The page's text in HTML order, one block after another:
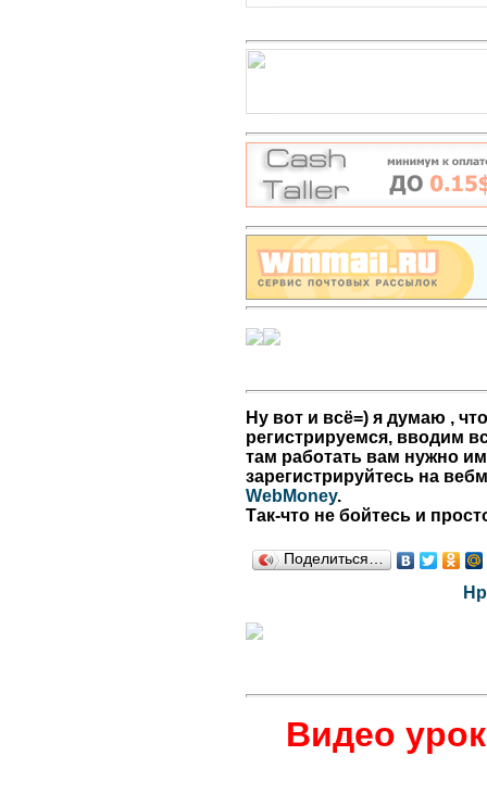
Ну вот и всё=) я думаю ,
регистрируемся, вводим
там работать вам нужно
зарегистрируйтесь на
WebMoney.
Так-что не бойтесь и
Поделиться…
Видео